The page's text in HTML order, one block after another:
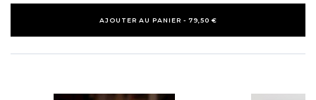
AJOUTER AU PANIER - 79,50 €